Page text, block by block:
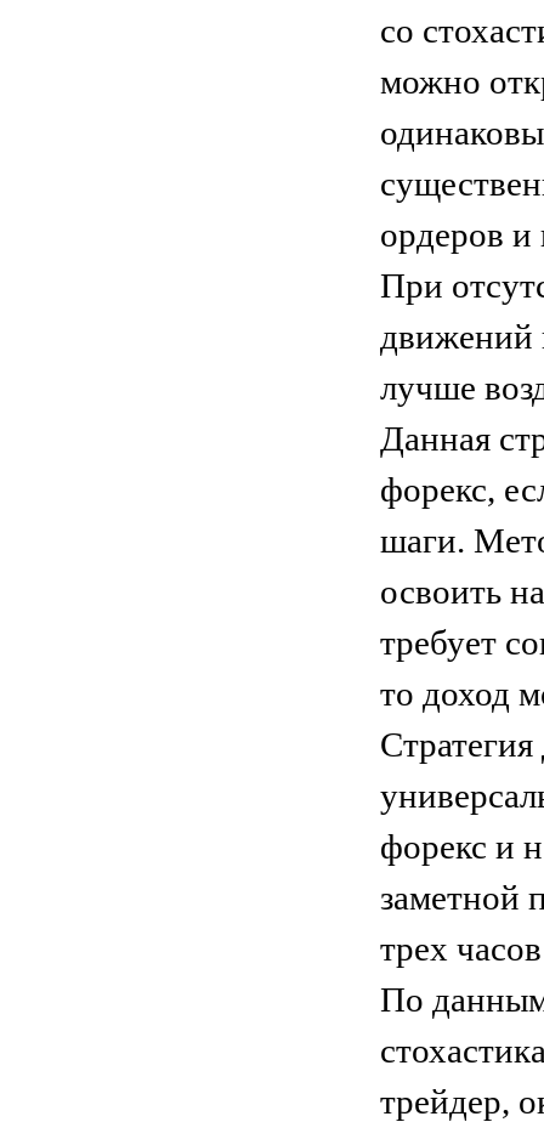
со
можно
ордеров
При
движений
лучше
Данная
форекс,
шаги.
освоить
требует
то доход
Стратегия
форекс и
заметной
трех
По данным
трейдер,